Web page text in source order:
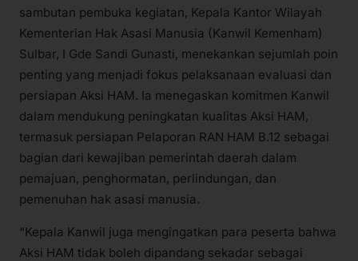
sambutan pembuka kegiatan, Kepala Kantor Wilayah
Kementerian Hak Asasi Manusia (Kanwil Kemenham)
Sulbar, I Gde Sandi Gunasti, menekankan sejumlah poin
penting yang menjadi fokus pelaksanaan evaluasi dan
persiapan Aksi HAM. Ia menegaskan komitmen Kanwil
dalam mendukung peningkatan kualitas Aksi HAM,
termasuk persiapan Pelaporan RAN HAM B.12 sebagai
bagian dari kewajiban pemerintah daerah dalam
pemajuan, penghormatan, perlindungan, dan
pemenuhan hak asasi manusia.
“Kepala Kanwil juga mengingatkan para peserta bahwa
Aksi HAM tidak boleh dipandang sekadar sebagai